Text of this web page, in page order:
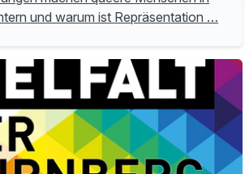
und warum ist Repräsentation …